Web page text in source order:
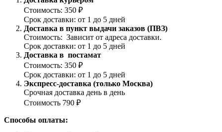
Стоимость: 350 ₽
Срок доставки: от 1 до 5 дней
Доставка в пункт выдачи заказов (ПВЗ)
Стоимость: Зависит от адреса доставки.
Срок доставки: от 1 до 5 дней
Доставка в постамат
Стоимость: 350 ₽
Срок доставки: от 1 до 5 дней
Экспресс-доставка (только Москва)
Срочная доставка день в день
Стоимость 790 ₽
Способы оплаты: